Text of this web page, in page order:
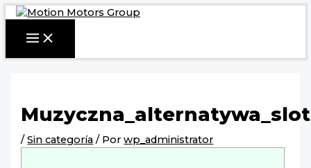
Ir
al
contenido
MAIN
MENU
/Sin categoría / Porwp_administrator
Navegación
de
entradas